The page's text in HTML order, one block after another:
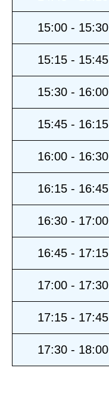
15:00 - 15:30
15:15 - 15:45
15:30 - 16:00
15:45 - 16:15
16:00 - 16:30
16:15 - 16:45
16:30 - 17:00
16:45 - 17:15
17:00 - 17:30
17:15 - 17:45
17:30 - 18:00